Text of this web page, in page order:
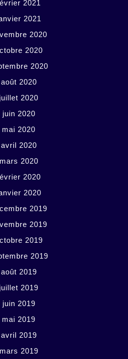
2021
2021
2020
2020
2020
août 2020
juillet 2020
juin 2020
mai 2020
avril 2020
mars 2020
2020
2020
2019
2019
2019
2019
août 2019
juillet 2019
juin 2019
mai 2019
avril 2019
mars 2019